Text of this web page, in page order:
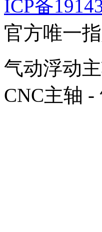
ICP备
官方唯一
气动浮动
CNC主轴